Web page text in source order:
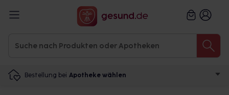
Bestellung bei Apotheke wählen